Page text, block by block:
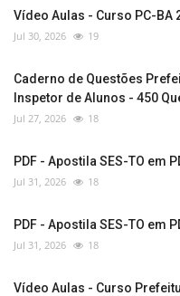
Vídeo Aulas - Curso PC-BA
Jul 30, 2026 19
Caderno de Questões
Inspetor de Alunos - 450
Jul 27, 2026 18
PDF - Apostila SES-TO em
Jul 31, 2026 18
PDF - Apostila SES-TO em
Jul 31, 2026 18
Vídeo Aulas - Curso